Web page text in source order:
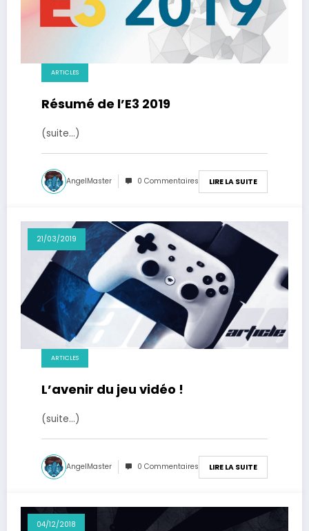
ARTICLES
Résumé de l’E3 2019
(suite…)
AngelMaster 0 Commentaires LIRE LA SUITE
21/03/2019
ARTICLES
L’avenir du jeu vidéo !
(suite…)
AngelMaster 0 Commentaires LIRE LA SUITE
04/12/2018